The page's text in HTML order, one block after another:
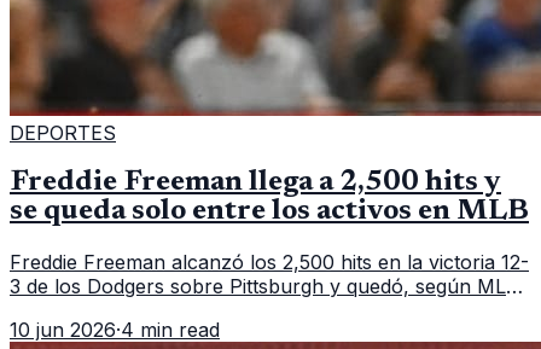
DEPORTES
Freddie Freeman llega a 2,500 hits y
se queda solo entre los activos en MLB
Freddie Freeman alcanzó los 2,500 hits en la victoria 12-
3 de los Dodgers sobre Pittsburgh y quedó, según MLB,
Grandes Ligas.
10 jun 2026·4 min read